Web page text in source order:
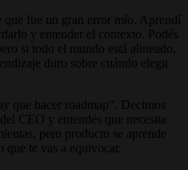
que fue un gran error mío. Aprendí
y entender el contexto. Podés
si todo el mundo está alineado,
duro sobre cuándo elegir
que hacer roadmap”. Decimos
CEO y entendés que necesita
pero producto se aprende
que te vas a equivocar.